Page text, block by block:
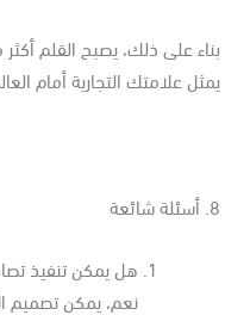
على ذلك، يصبح القلم أكثر
علامتك التجارية أمام العالم.
هل يمكن تنفيذ تصاميم
نعم، يمكن تصميم